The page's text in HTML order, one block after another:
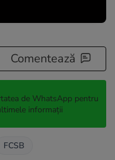
Comentează
de WhatsApp pentru
informații
FCSB